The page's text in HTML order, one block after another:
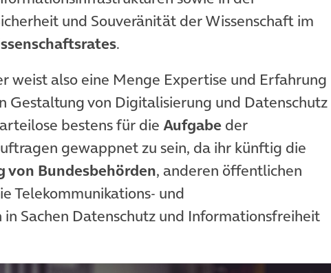
und Souveränität der Wissenschaft im
.
weist also eine Menge Expertise und Erfahrung
Gestaltung von Digitalisierung und Datenschutz
bestens für die Aufgabe der
gewappnet zu sein, da ihr künftig die
von Bundesbehörden, anderen öffentlichen
Telekommunikations- und
Sachen Datenschutz und Informationsfreiheit